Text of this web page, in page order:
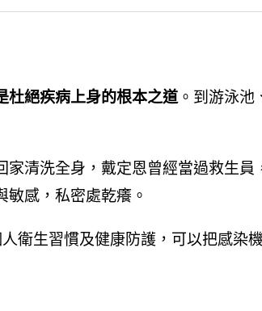
杜絕疾病上身的根本之道 。到游泳
清洗全身，戴定恩曾經當過救生
感，私密處乾癢。
衛生習慣及健康防護，可以把感染